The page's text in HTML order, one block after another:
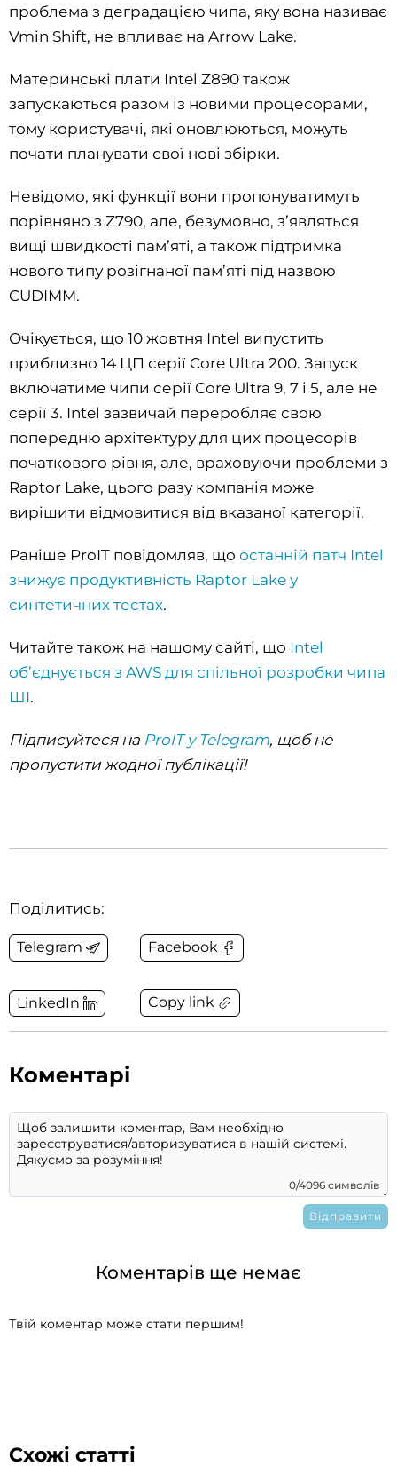
проблема з деградацією чипа, яку вона називає
Vmin Shift, не впливає на Arrow Lake.
Материнські плати Intel Z890 також
запускаються разом із новими процесорами,
тому користувачі, які оновлюються, можуть
почати планувати свої нові збірки.
Невідомо, які функції вони пропонуватимуть
порівняно з Z790, але, безумовно, з’являться
вищі швидкості пам’яті, а також підтримка
нового типу розігнаної пам’яті під назвою
CUDIMM.
Очікується, що 10 жовтня Intel випустить
приблизно 14 ЦП серії Core Ultra 200. Запуск
включатиме чипи серії Core Ultra 9, 7 і 5, але не
серії 3. Intel зазвичай переробляє свою
попередню архітектуру для цих процесорів
початкового рівня, але, враховуючи проблеми з
Raptor Lake, цього разу компанія може
вирішити відмовитися від вказаної категорії.
Раніше ProIT повідомляв, що останній патч Intel
знижує продуктивність Raptor Lake у
синтетичних тестах.
Читайте також на нашому сайті, що Intel
об’єднується з AWS для спільної розробки чипа
ШІ.
Підписуйтеся на ProIT у Telegram, щоб не
пропустити жодної публікації!
Поділитись:
Telegram Facebook
LinkedIn Copy link
Коментарі
0/4096 символів
Коментарів ще немає
Твій коментар може стати першим!
Схожі статті